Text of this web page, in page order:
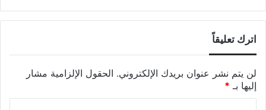
اترك تعليقاً
لن يتم نشر عنوان بريدك الإلكتروني. الحقول الإلزامية مشار
إليها بـ *